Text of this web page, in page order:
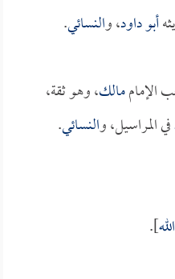
أبو داود، والنسائي.
الإماممالك، وهو ثقة،
في المراسيل، والنسائي.
].